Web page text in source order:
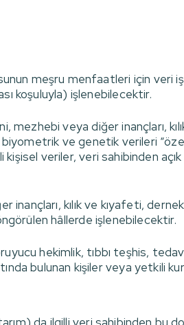
meşru menfaatleri için veri
koşuluyla) işlenebilecektir.
veya diğer inançları,
ve genetik verileri
veriler, veri sahibinden açık
inançları, kılık ve kıyafeti,
hâllerde işlenebilecektir.
hekimlik, tıbbı teşhis,
bulunan kişiler veya yetkili